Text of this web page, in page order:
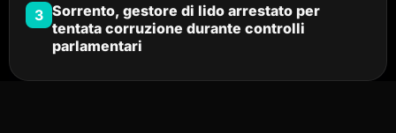
3 Sorrento, gestore di lido arrestato per
tentata corruzione durante controlli
parlamentari